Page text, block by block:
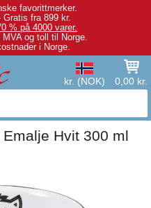
favorittmerker.
Gratis fra 899 kr.
% på 4000 varer.
og toll til Norge.
i Norge.
kr. (NOK) 0,00 kr.
Hvit 300 ml